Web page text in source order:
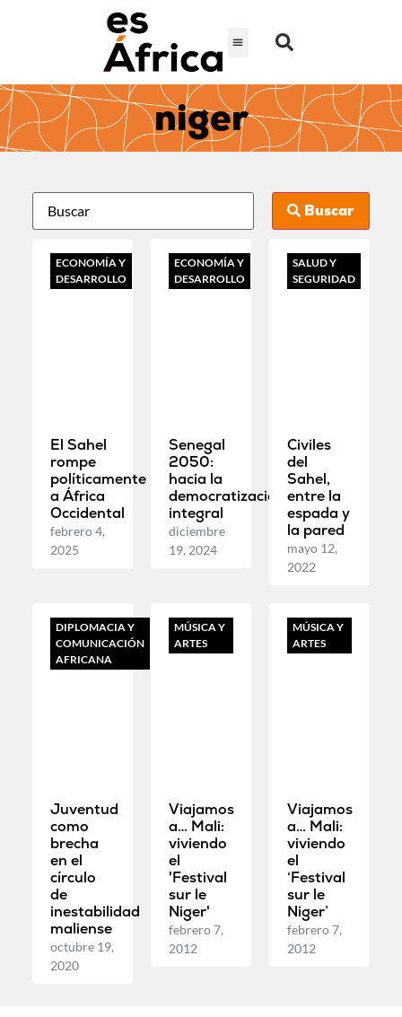
niger
Buscar
ECONOMÍA Y
DESARROLLO
El Sahel
rompe
políticamente
a África
Occidental
febrero 4,
2025
ECONOMÍA Y
DESARROLLO
Senegal
2050:
hacia la
democratización
integral
diciembre
19, 2024
SALUD Y
SEGURIDAD
Civiles
del
Sahel,
entre la
espada y
la pared
mayo 12,
2022
DIPLOMACIA Y
COMUNICACIÓN
AFRICANA
Juventud
como
brecha
en el
círculo
de
inestabilidad
maliense
octubre 19,
2020
MÚSICA Y
ARTES
Viajamos
a… Mali:
viviendo
el
'Festival
sur le
Niger'
febrero 7,
2012
MÚSICA Y
ARTES
Viajamos
a… Mali:
viviendo
el
‘Festival
sur le
Niger’
febrero 7,
2012